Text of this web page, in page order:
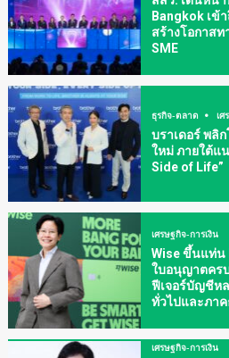
Bangkok เข้
สร้างโอกาสท
SME
ธุรกิจ-ตลาด เศ
บราเดอร์ พลิ
ใหม่ ภายใต้แ
Side of Life”
เศรษฐกิจ-การเงิน
Wise ขึ้นแท่น
ใบอนุญาตคร
ฟีเจอร์บัญชีห
ทั่วไปและภา
เศรษฐกิจ-การเงิน